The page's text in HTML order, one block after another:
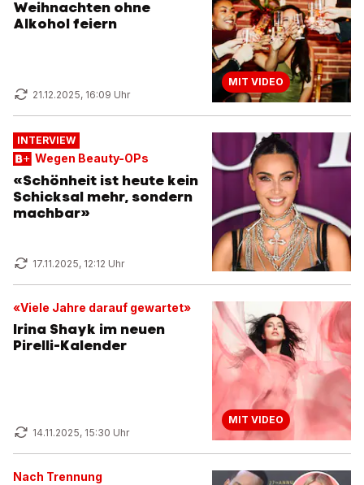
Weihnachten ohne
Alkohol feiern
21.12.2025, 16:09 Uhr
MIT VIDEO
INTERVIEW
Wegen Beauty-OPs
«Schönheit ist heute kein
Schicksal mehr, sondern
machbar»
17.11.2025, 12:12 Uhr
«Viele Jahre darauf gewartet»
Irina Shayk im neuen
Pirelli-Kalender
14.11.2025, 15:30 Uhr
MIT VIDEO
Nach Trennung